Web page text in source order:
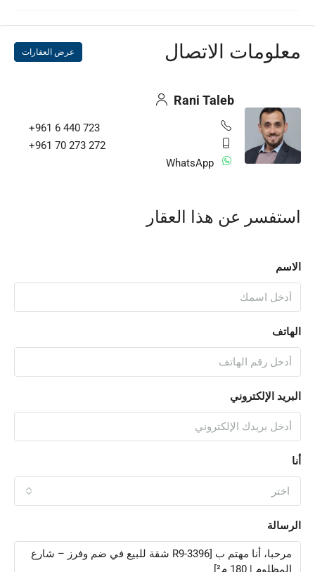
معلومات الاتصال عرض العقارات
Rani Taleb
+961 6 440 723
+961 70 273 272
WhatsApp
استفسر عن هذا العقار
الاسم
الهاتف
البريد الإلكتروني
أنا
اختر
الرسالة